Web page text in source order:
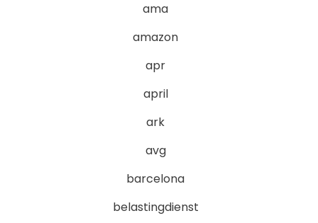
ama
amazon
apr
april
ark
avg
barcelona
belastingdienst